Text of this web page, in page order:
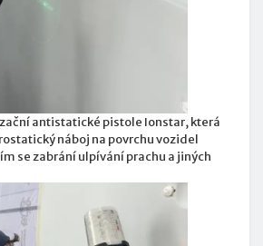
antistatické pistole Ionstar, která
náboj na povrchu vozidel
se zabrání ulpívání prachu a jiných